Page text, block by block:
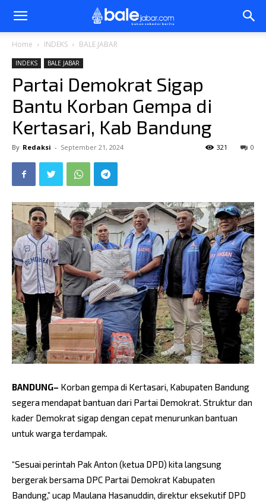
Bale
Jabar
Home INDEKS BALE JABAR
INDEKS BALE JABAR
Partai Demokrat Sigap
Bantu Korban Gempa di
Kertasari, Kab Bandung
By Redaksi - September 21, 2024 0
321
BANDUNG– Korban gempa di Kertasari, Kabupaten Bandung
segera mendapat bantuan dari Partai Demokrat. Struktur dan
kader Demokrat sigap dengan cepat menurunkan bantuan
untuk warga terdampak.
“Sesuai perintah Pak Anton (ketua DPD) kita langsung
bergerak bersama DPC Partai Demokrat Kabupaten
Bandung,” ucap Maulana Hasanuddin, direktur eksekutif DPD